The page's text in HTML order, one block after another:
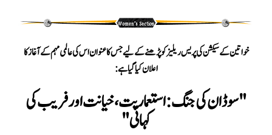
خواتین کے سیکشن کی پریس ریلیز کو پڑھنے کے لیے جس کا عنوان اس کی عالمی مہم کے آغاز کا
اعلان کیا گیا ہے:
"سوڈان کی جنگ: استعماریت، خیانت اور فریب کی
کہانی"